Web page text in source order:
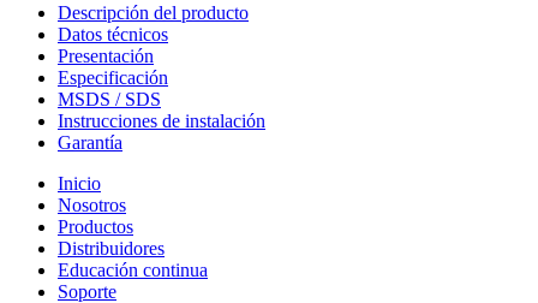
Descripción del producto
Datos técnicos
Presentación
Especificación
MSDS / SDS
Instrucciones de instalación
Garantía
Inicio
Nosotros
Productos
Distribuidores
Educación continua
Soporte